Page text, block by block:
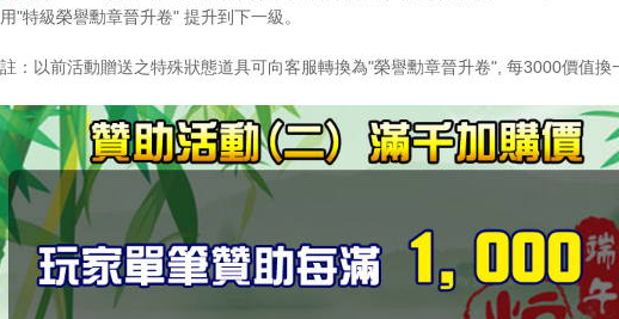
"特級榮譽勳章晉升卷" 提升到下一級。
：以前活動贈送之特殊狀態道具可向客服轉換為"榮譽勳章晉升卷", 每3000價值換